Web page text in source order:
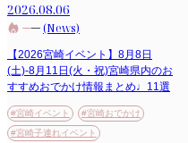
2026.08.06
(News)
【2026宮崎イベント】8月8日
(土)-8月11日(火・祝)宮崎県内のお
すすめおでかけ情報まとめ♩11選
#宮崎イベント
#宮崎おでかけ
#宮崎子連れイベント